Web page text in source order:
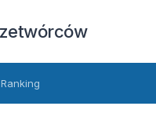
Ranking